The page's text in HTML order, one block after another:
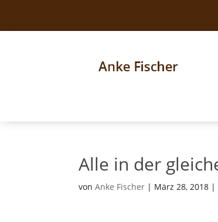
Alle in der
vonAnke Fischer | März 28, 2018 |